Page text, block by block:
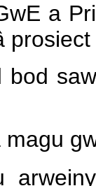
a
bod
magu